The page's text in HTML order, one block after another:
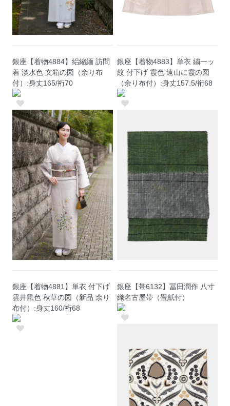
銀座【着物4884】絽縮緬 訪問
着 淡水色 文箱の図（余り布
付）:身丈165/裄70
銀座【着物4883】単衣 繍一ッ
紋 付下げ 霞色 遠山に霞の図
（余り布付）:身丈157.5/裄68
銀座【着物4881】単衣 付下げ
雲井鼠色 秋草の図（新品 余り
布付）:身丈160/裄68
銀座【帯6132】冨田潤作 八寸
織名古屋帯（畳紙付）